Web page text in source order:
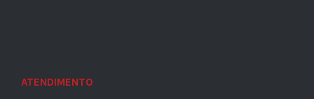
ATENDIMENTO